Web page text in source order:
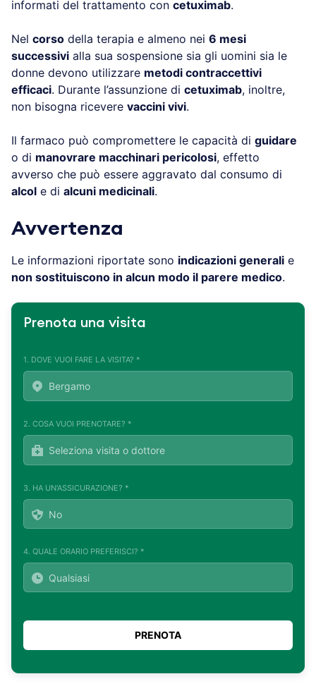
informati del trattamento con cetuximab.
Nel corso della terapia e almeno nei 6 mesi
successivi alla sua sospensione sia gli uomini sia le
donne devono utilizzare metodi contraccettivi
efficaci. Durante l’assunzione di cetuximab, inoltre,
non bisogna ricevere vaccini vivi.
Il farmaco può compromettere le capacità di guidare
o di manovrare macchinari pericolosi, effetto
avverso che può essere aggravato dal consumo di
alcol e di alcuni medicinali.
Avvertenza
Le informazioni riportate sono indicazioni generali e
non sostituiscono in alcun modo il parere medico.
Prenota una visita
1. DOVE VUOI FARE LA VISITA? *
2. COSA VUOI PRENOTARE? *
3. HA UN'ASSICURAZIONE? *
4. QUALE ORARIO PREFERISCI? *